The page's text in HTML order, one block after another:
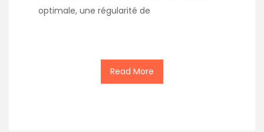
optimale, une régularité de
Read More